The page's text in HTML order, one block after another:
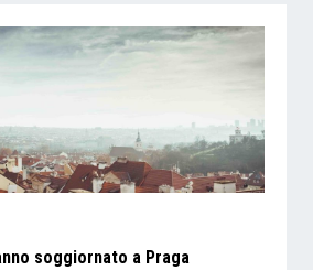
soggiornato a Praga